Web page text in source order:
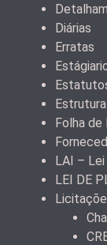
Diárias
Erratas
Folha de
LAI –
LEI DE